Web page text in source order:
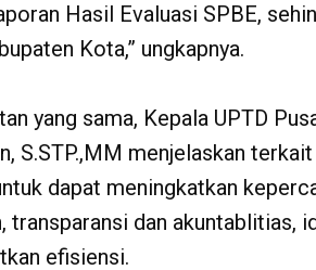
Hasil Evaluasi SPBE,
Kota,” ungkapnya.
yang sama, Kepala UPTD
S.STP.,MM menjelaskan
dapat meningkatkan
transparansi dan akuntablitias,
efisiensi.